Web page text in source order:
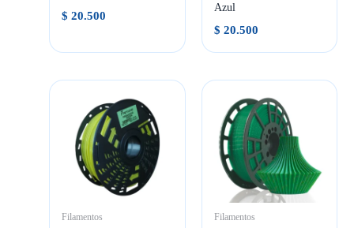
$ 20.500
Azul
$ 20.500
Filamentos Filamentos